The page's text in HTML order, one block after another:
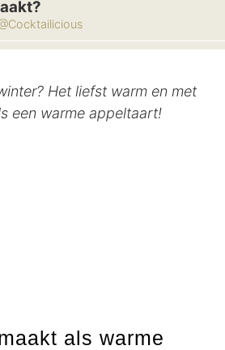
Het liefst warm en met
een warme appeltaart!
als warme